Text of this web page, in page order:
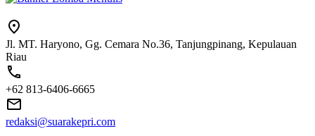
Jl. MT. Haryono, Gg. Cemara No.36, Tanjungpinang, Kepulauan
Riau
+62 813-6406-6665
redaksi@suarakepri.com